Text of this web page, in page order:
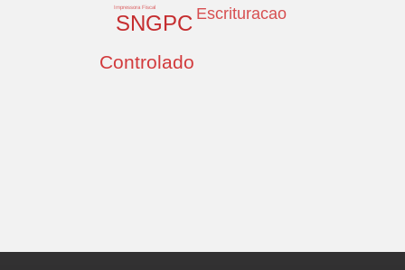
SNGPC
Controlado
Escrituracao
Impressora Fiscal